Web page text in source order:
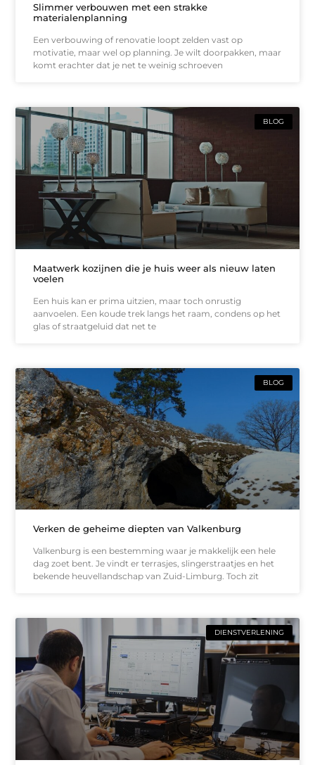
Slimmer verbouwen met een strakke
materialenplanning
Een verbouwing of renovatie loopt zelden vast op
motivatie, maar wel op planning. Je wilt doorpakken, maar
komt erachter dat je net te weinig schroeven
BLOG
Maatwerk kozijnen die je huis weer als nieuw laten
voelen
Een huis kan er prima uitzien, maar toch onrustig
aanvoelen. Een koude trek langs het raam, condens op het
glas of straatgeluid dat net te
BLOG
Verken de geheime diepten van Valkenburg
Valkenburg is een bestemming waar je makkelijk een hele
dag zoet bent. Je vindt er terrasjes, slingerstraatjes en het
bekende heuvellandschap van Zuid-Limburg. Toch zit
DIENSTVERLENING